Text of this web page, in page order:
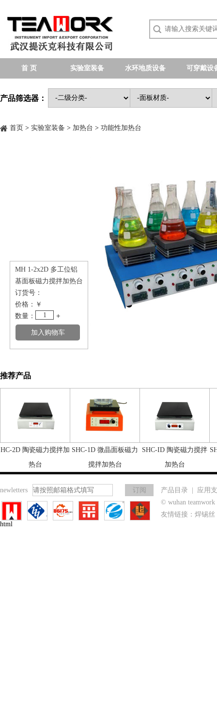
首 页 实验室装备 水环地质设备 可穿戴设
产品筛选器：
首页 > 实验室装备 > 加热台 > 功能性加热台
MH 1-2x2D 多工位铝
基面板磁力搅拌加热台
订货号：
价格： ￥
数量：
1 +
推荐产品
HC-2D 陶瓷磁力搅拌加
热台
SHC-1D 微晶面板磁力
搅拌加热台
SHC-ID 陶瓷磁力搅拌
加热台
newletters 产品目录
应用
© wuhan
友情链接： 焊锡丝
html